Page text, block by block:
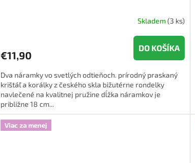
Skladem(3 ks)
€11,90
DO KOŠÍKA
Dva náramky vo svetlých odtieňoch. prírodný praskaný
krištáľ a korálky z českého skla bižutérne rondelky
navlečené na kvalitnej pružine dĺžka náramkov je
približne 18 cm...
Viac za menej